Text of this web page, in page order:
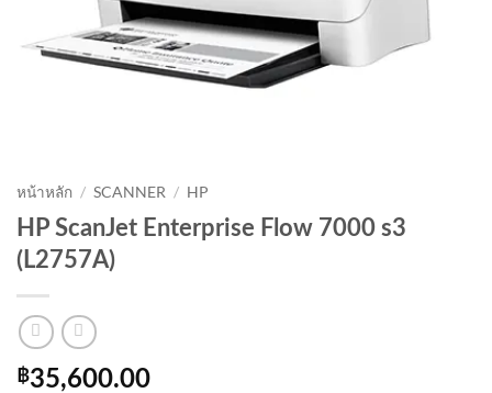
หน้าหลัก / SCANNER / HP
HP ScanJet Enterprise Flow 7000 s3
(L2757A)
฿35,600.00